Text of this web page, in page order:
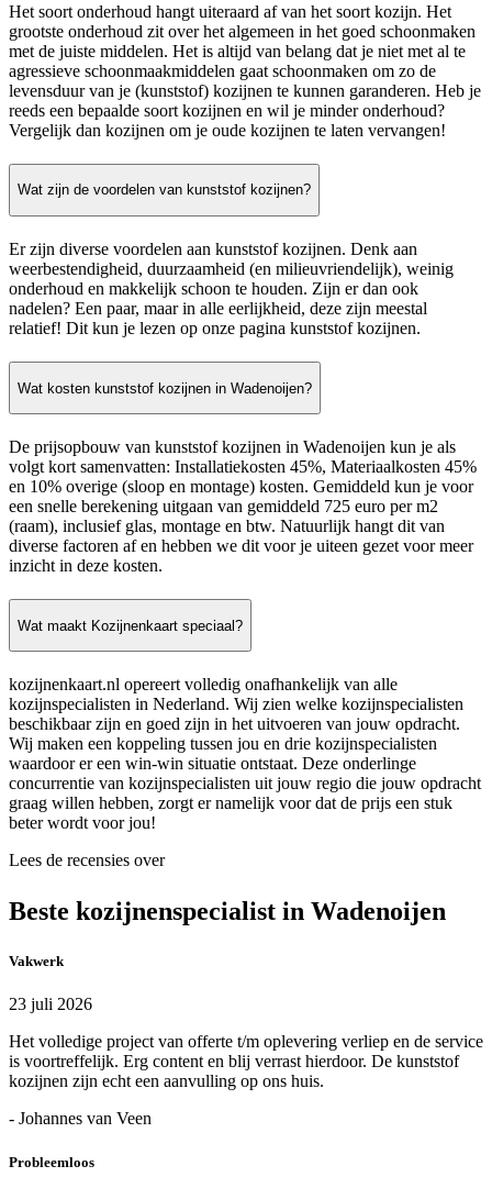
Het soort onderhoud hangt uiteraard af van het soort kozijn. Het
grootste onderhoud zit over het algemeen in het goed schoonmaken
met de juiste middelen. Het is altijd van belang dat je niet met al te
agressieve schoonmaakmiddelen gaat schoonmaken om zo de
levensduur van je (kunststof) kozijnen te kunnen garanderen. Heb je
reeds een bepaalde soort kozijnen en wil je minder onderhoud?
Vergelijk dan kozijnen om je oude kozijnen te laten vervangen!
Wat zijn de voordelen van kunststof kozijnen?
Er zijn diverse voordelen aan kunststof kozijnen. Denk aan
weerbestendigheid, duurzaamheid (en milieuvriendelijk), weinig
onderhoud en makkelijk schoon te houden. Zijn er dan ook
nadelen? Een paar, maar in alle eerlijkheid, deze zijn meestal
relatief! Dit kun je lezen op onze pagina kunststof kozijnen.
Wat kosten kunststof kozijnen in Wadenoijen?
De prijsopbouw van kunststof kozijnen in Wadenoijen kun je als
volgt kort samenvatten: Installatiekosten 45%, Materiaalkosten 45%
en 10% overige (sloop en montage) kosten. Gemiddeld kun je voor
een snelle berekening uitgaan van gemiddeld 725 euro per m2
(raam), inclusief glas, montage en btw. Natuurlijk hangt dit van
diverse factoren af en hebben we dit voor je uiteen gezet voor meer
inzicht in deze kosten.
Wat maakt Kozijnenkaart speciaal?
kozijnenkaart.nl opereert volledig onafhankelijk van alle
kozijnspecialisten in Nederland. Wij zien welke kozijnspecialisten
beschikbaar zijn en goed zijn in het uitvoeren van jouw opdracht.
Wij maken een koppeling tussen jou en drie kozijnspecialisten
waardoor er een win-win situatie ontstaat. Deze onderlinge
concurrentie van kozijnspecialisten uit jouw regio die jouw opdracht
graag willen hebben, zorgt er namelijk voor dat de prijs een stuk
beter wordt voor jou!
Lees de recensies over
Beste kozijnenspecialist in Wadenoijen
Vakwerk
23 juli 2026
Het volledige project van offerte t/m oplevering verliep en de service
is voortreffelijk. Erg content en blij verrast hierdoor. De kunststof
kozijnen zijn echt een aanvulling op ons huis.
- Johannes van Veen
Probleemloos